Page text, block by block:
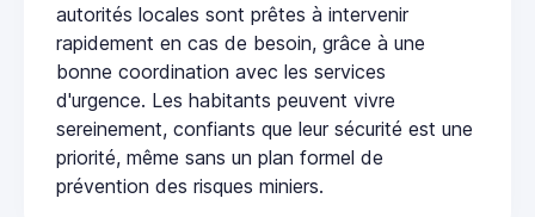
autorités locales sont prêtes à intervenir
rapidement en cas de besoin, grâce à une
bonne coordination avec les services
d'urgence. Les habitants peuvent vivre
sereinement, confiants que leur sécurité est une
priorité, même sans un plan formel de
prévention des risques miniers.